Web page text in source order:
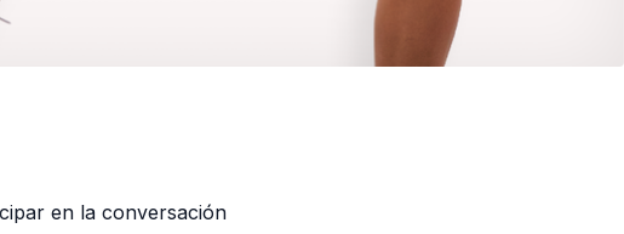
en la conversación